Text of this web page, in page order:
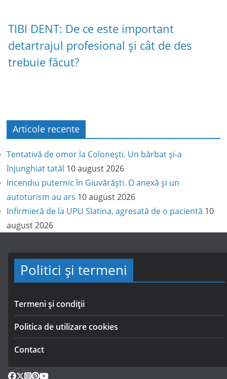
TIBI DENT: De ce este important
detartrajul profesional și cât de des
trebuie făcut?
Articole recente
Tentativă de omor la Colonești. Un bărbat și-a
înjunghiat tatăl 10 august 2026
Incendiu puternic în Giuvărăști. O anexă și un
autoturism au ars 10 august 2026
Infirmieră de la UPU Slatina, agresată de o pacientă 10
august 2026
Politici și termeni
Termeni și condiții
Politica de utilizare cookies
Contact